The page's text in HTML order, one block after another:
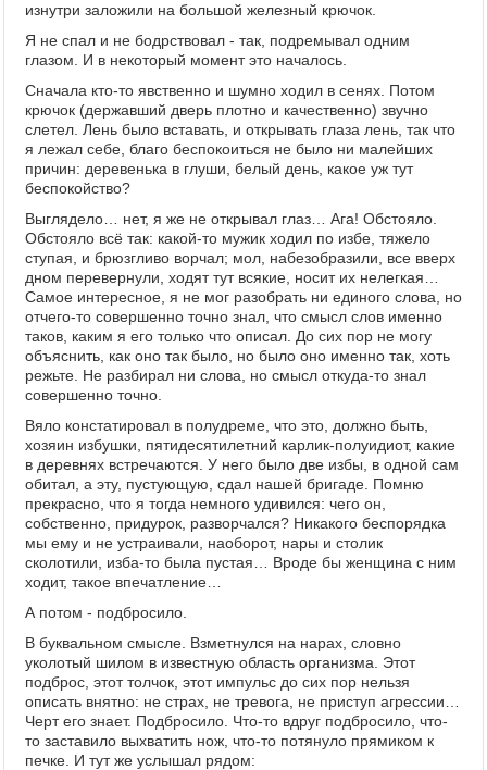
изнутри заложили на большой железный крючок.
Я не спал и не бодрствовал - так, подремывал одним
глазом. И в некоторый момент это началось.
Сначала кто-то явственно и шумно ходил в сенях. Потом
крючок (державший дверь плотно и качественно) звучно
слетел. Лень было вставать, и открывать глаза лень, так что
я лежал себе, благо беспокоиться не было ни малейших
причин: деревенька в глуши, белый день, какое уж тут
беспокойство?
Выглядело… нет, я же не открывал глаз… Ага! Обстояло.
Обстояло всё так: какой-то мужик ходил по избе, тяжело
ступая, и брюзгливо ворчал; мол, набезобразили, все вверх
дном перевернули, ходят тут всякие, носит их нелегкая…
Самое интересное, я не мог разобрать ни единого слова, но
отчего-то совершенно точно знал, что смысл слов именно
таков, каким я его только что описал. До сих пор не могу
объяснить, как оно так было, но было оно именно так, хоть
режьте. Не разбирал ни слова, но смысл откуда-то знал
совершенно точно.
Вяло констатировал в полудреме, что это, должно быть,
хозяин избушки, пятидесятилетний карлик-полуидиот, какие
в деревнях встречаются. У него было две избы, в одной сам
обитал, а эту, пустующую, сдал нашей бригаде. Помню
прекрасно, что я тогда немного удивился: чего он,
собственно, придурок, разворчался? Никакого беспорядка
мы ему и не устраивали, наоборот, нары и столик
сколотили, изба-то была пустая… Вроде бы женщина с ним
ходит, такое впечатление…
А потом - подбросило.
В буквальном смысле. Взметнулся на нарах, словно
уколотый шилом в известную область организма. Этот
подброс, этот толчок, этот импульс до сих пор нельзя
описать внятно: не страх, не тревога, не приступ агрессии…
Черт его знает. Подбросило. Что-то вдруг подбросило, что-
то заставило выхватить нож, что-то потянуло прямиком к
печке. И тут же услышал рядом: